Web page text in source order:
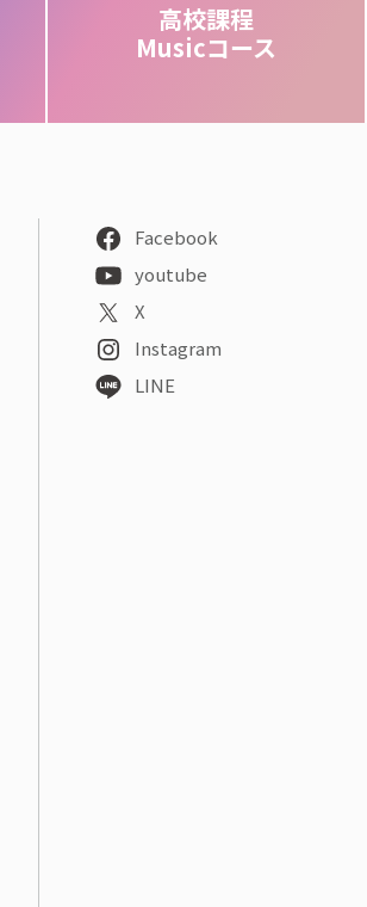
高校課程
Musicコース
Facebook
youtube
X
Instagram
LINE